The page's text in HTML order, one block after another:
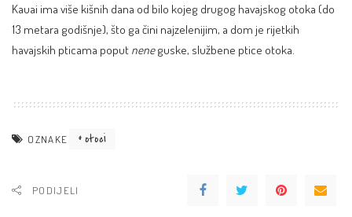
Kauai ima više kišnih dana od bilo kojeg drugog havajskog otoka (do
13 metara godišnje), što ga čini najzelenijim, a dom je rijetkih
havajskih pticama poput neneguske, službene ptice otoka.
OZNAKE otoci
PODIJELI